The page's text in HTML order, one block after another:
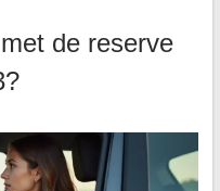
de reserve